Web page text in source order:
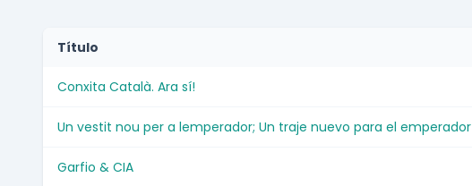
Título
Conxita Català. Ara sí!
Un vestit nou per a lemperador; Un traje nuevo para el emperador
Garfio & CIA